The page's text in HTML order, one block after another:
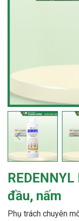
đầu, nấm
Phụ trách chuyên